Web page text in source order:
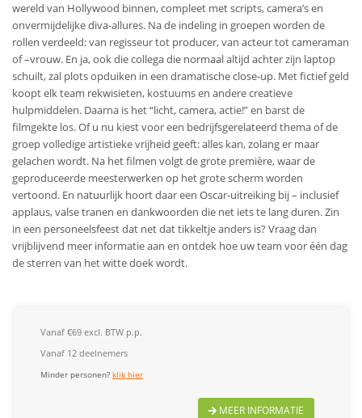
wereld van Hollywood binnen, compleet met scripts, camera’s en
onvermijdelijke diva-allures. Na de indeling in groepen worden de
rollen verdeeld: van regisseur tot producer, van acteur tot cameraman
of –vrouw. En ja, ook die collega die normaal altijd achter zijn laptop
schuilt, zal plots opduiken in een dramatische close-up. Met fictief geld
koopt elk team rekwisieten, kostuums en andere creatieve
hulpmiddelen. Daarna is het “licht, camera, actie!” en barst de
filmgekte los. Of u nu kiest voor een bedrijfsgerelateerd thema of de
groep volledige artistieke vrijheid geeft: alles kan, zolang er maar
gelachen wordt. Na het filmen volgt de grote première, waar de
geproduceerde meesterwerken op het grote scherm worden
vertoond. En natuurlijk hoort daar een Oscar-uitreiking bij – inclusief
applaus, valse tranen en dankwoorden die net iets te lang duren. Zin
in een personeelsfeest dat net dat tikkeltje anders is? Vraag dan
vrijblijvend meer informatie aan en ontdek hoe uw team voor één dag
de sterren van het witte doek wordt.
Vanaf €69 excl. BTW p.p.
Vanaf 12 deelnemers
Minder personen?klik hier
MEER INFORMATIE